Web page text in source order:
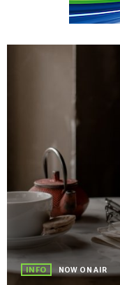
INFO NOW ON AIR